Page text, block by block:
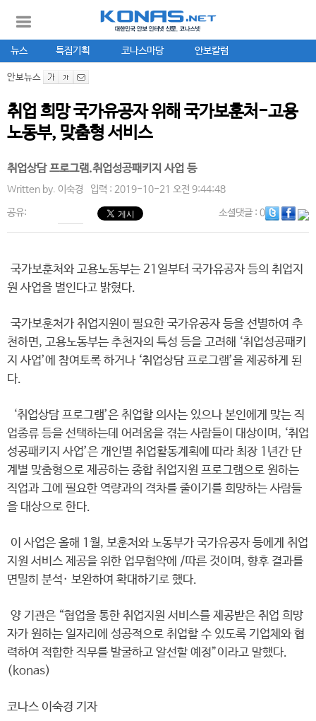
뉴스 특집기획 코나스마당 안보칼럼
안보뉴스
취업 희망 국가유공자 위해 국가보훈처-고용
노동부, 맞춤형 서비스
취업상담 프로그램.취업성공패키지 사업 등
Written by. 이숙경 입력 : 2019-10-21 오전 9:44:48
공유: 소셜댓글: 0
국가보훈처와 고용노동부는 21일부터 국가유공자 등의 취업지
원 사업을 벌인다고 밝혔다.
국가보훈처가 취업지원이 필요한 국가유공자 등을 선별하여 추
천하면, 고용노동부는 추천자의 특성 등을 고려해 ‘취업성공패키
지 사업’에 참여토록 하거나 ‘취업상담 프로그램’을 제공하게 된
다.
‘취업상담 프로그램’은 취업할 의사는 있으나 본인에게 맞는 직
업종류 등을 선택하는데 어려움을 겪는 사람들이 대상이며, ‘취업
성공패키지 사업’은 개인별 취업활동계획에 따라 최장 1년간 단
계별 맞춤형으로 제공하는 종합 취업지원 프로그램으로 원하는
직업과 그에 필요한 역량과의 격차를 줄이기를 희망하는 사람들
을 대상으로 한다.
이 사업은 올해 1월, 보훈처와 노동부가 국가유공자 등에게 취업
지원 서비스 제공을 위한 업무협약에 /따른 것이며, 향후 결과를
면밀히 분석· 보완하여 확대하기로 했다.
양 기관은 “협업을 통한 취업지원 서비스를 제공받은 취업 희망
자가 원하는 일자리에 성공적으로 취업할 수 있도록 기업체와 협
력하여 적합한 직무를 발굴하고 알선할 예정”이라고 말했다.
(konas)
코나스 이숙경 기자